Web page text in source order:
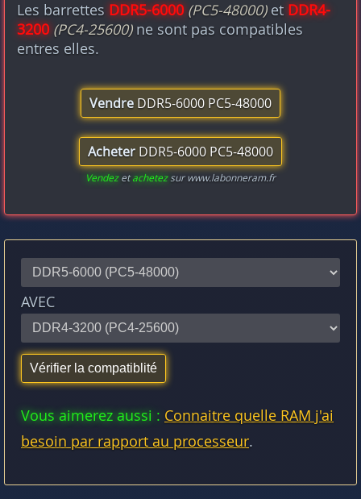
Les barrettes DDR5-6000 (PC5-48000)et DDR4-
3200 (PC4-25600)ne sont pas compatibles
entres elles.
Vendre DDR5-6000 PC5-48000
Acheter DDR5-6000 PC5-48000
Vendezetachetezsur www.labonneram.fr
AVEC
Vous aimerez aussi : Connaitre quelle RAM j'ai
besoin par rapport au processeur.